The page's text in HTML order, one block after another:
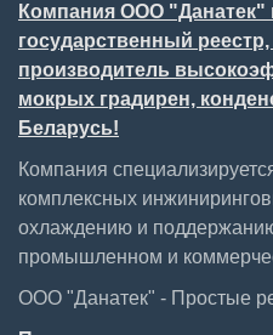
Компания ООО "Данатек"
государственный
производитель
мокрых градирен,
Беларусь!
Компания
комплексных
охлаждению и
промышленном и
ООО "Данатек" - Простые